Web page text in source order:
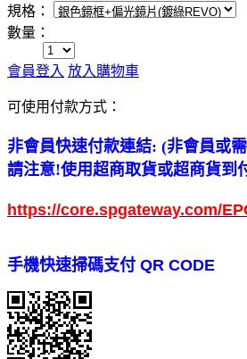
規格：
數量：
會員登入 放入購物車
可使用付款方式：
非會員快速付款連結: (非會員或
請注意!使用超商取貨或超商貨到
https://core.spgateway.com/
手機快速掃碼支付 QR CODE